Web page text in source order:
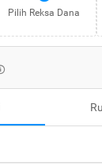
Pilih Reksa Dana